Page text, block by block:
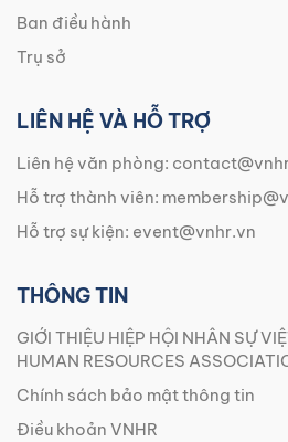
Ban điều hành
Trụ sở
LIÊN HỆ VÀ HỖ TRỢ
Liên hệ văn phòng:
Hỗ trợ thành viên:
Hỗ trợ sự kiện: event@vnhr.vn
THÔNG TIN
GIỚI THIỆU HIỆP HỘI NHÂN SỰ
HUMAN RESOURCES
Chính sách bảo mật thông tin
Điều khoản VNHR